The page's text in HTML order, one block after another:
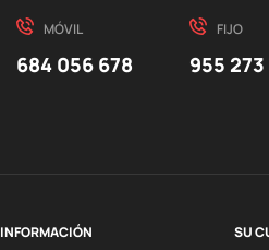
MÓVIL
684 056 678
FIJO
955
INFORMACIÓN SU